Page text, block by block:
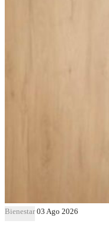
Bienestar 03 Ago 2026